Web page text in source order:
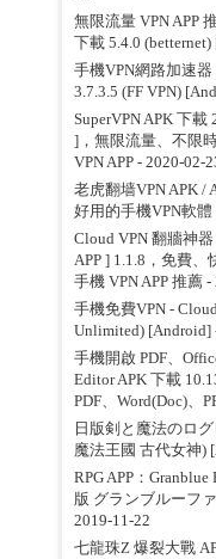
無限流量 VPN APP
下載 5.4.0
手機VPN網路加速器
3.7.3.5 (FF VPN)
SuperVPN APK 下載
]，無限流量、不限
VPN APP- 2020-02-
老虎翻墙VPN APK /
好用的手機VPN軟體
Cloud VPN 翻牆神
APP ] 1.1.8，免費
手機 VPN APP 推薦-
手機免費VPN -
Unlimited) [Android]
手機開啟 PDF、
Editor APK 下載
PDF、Word(Doc)、
日版剣と魔法のロ
魔法王國 古代女神)
RPG APP：
版 グランブルーフ
2019-11-22
七龍珠Z 爆裂大戰